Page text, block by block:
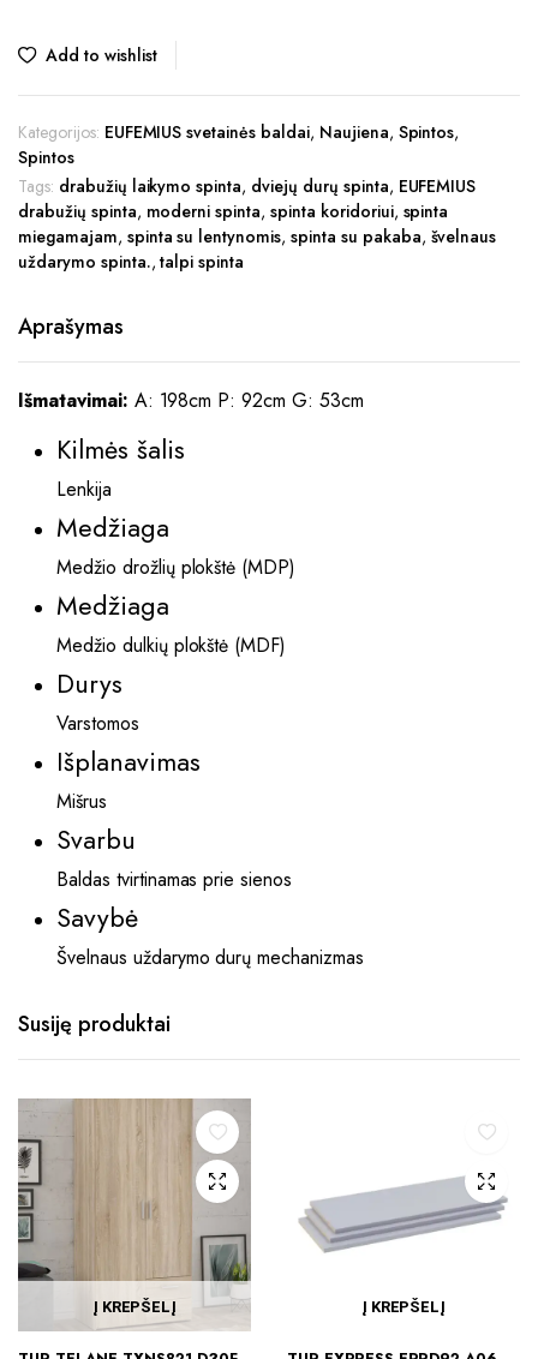
Add to wishlist
Kategorijos: EUFEMIUS svetainės baldai, Naujiena, Spintos,
Spintos
Tags: drabužių laikymo spinta, dviejų durų spinta, EUFEMIUS
drabužių spinta, moderni spinta,spinta koridoriui, spinta
miegamajam, spinta su lentynomis,spinta su pakaba, švelnaus
uždarymo spinta.,talpi spinta
Aprašymas
Išmatavimai: A: 198cm P: 92cm G: 53cm
Kilmės šalis
Lenkija
Medžiaga
Medžio drožlių plokštė (MDP)
Medžiaga
Medžio dulkių plokštė (MDF)
Durys
Varstomos
Išplanavimas
Mišrus
Svarbu
Baldas tvirtinamas prie sienos
Savybė
Švelnaus uždarymo durų mechanizmas
Susiję produktai
Į KREPŠELĮ Į KREPŠELĮ